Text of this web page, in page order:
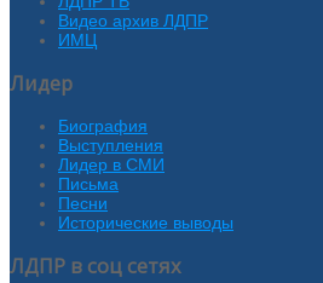
Видео архив ЛДПР
ИМЦ
Лидер
Биография
Выступления
Лидер в СМИ
Письма
Песни
Исторические выводы
ЛДПР в соц сетях